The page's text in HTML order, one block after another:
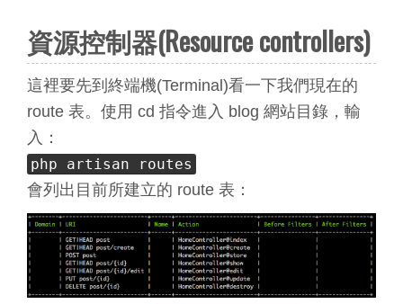
資源控制器(Resource controllers)
這裡要先到終端機(Terminal)看一下我們現在的
route 表。使用 cd 指令進入 blog 網站目錄，輸
入：
php artisan routes
會列出目前所建立的 route 表：